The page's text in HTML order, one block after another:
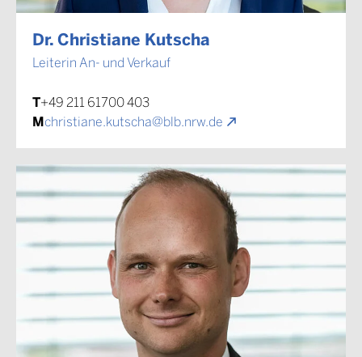
Dr. Christiane Kutscha
Leiterin An- und Verkauf
T+49 211 61700 403
Mchristiane.kutscha@blb.nrw.de